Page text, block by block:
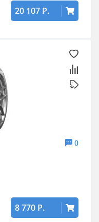
20 107 Р.
0
8 770 Р.